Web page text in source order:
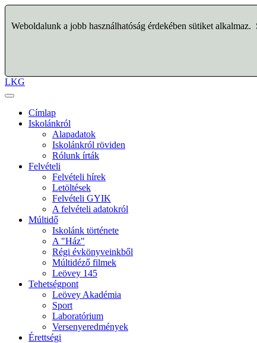
Weboldalunk a jobb használhatóság érdekében sütiket
LKG
Címlap
Iskolánkról
Alapadatok
Iskolánkról röviden
Rólunk írták
Felvételi
Felvételi hírek
Letöltések
Felvételi GYIK
A felvételi adatokról
Múltidő
Iskolánk története
A "Ház"
Régi évkönyveinkből
Múltidéző filmek
Leövey 145
Tehetségpont
Leövey Akadémia
Sport
Laboratórium
Versenyeredmények
Érettségi